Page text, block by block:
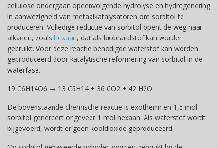
cellulose ondergaan opeenvolgende hydrolyse en hydrogenering
in aanwezigheid van metaalkatalysatoren om sorbitol te
produceren. Volledige reductie van sorbitol opent de weg naar
alkanen, zoals hexaan, dat als biobrandstof kan worden
gebruikt. Voor deze reactie benodigde waterstof kan worden
geproduceerd door katalytische reformering van sorbitol in de
waterfase.
19 C6H14O6 → 13 C6H14 + 36 CO2 + 42 H2O
De bovenstaande chemische reactie is exotherm en 1,5 mol
sorbitol genereert ongeveer 1 mol hexaan. Als waterstof wordt
bijgevoerd, wordt er geen kooldioxide geproduceerd.